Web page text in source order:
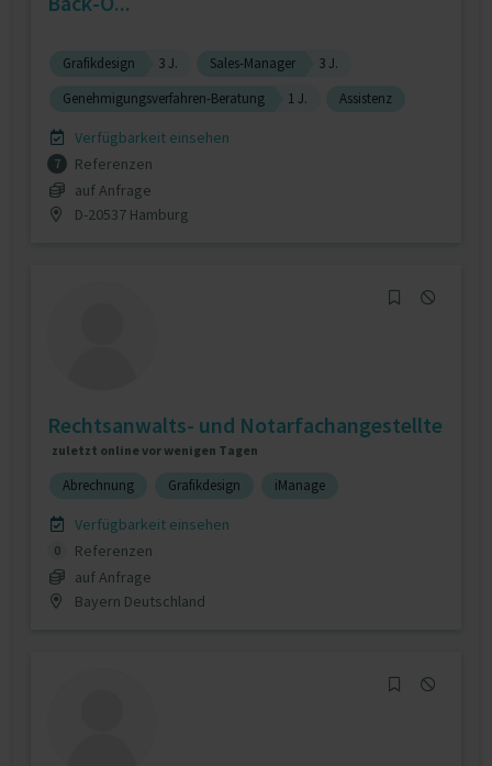
Grafikdesign 3 J. Sales-Manager
3 J.
Genehmigungsverfahren-Beratung
1 J. Assistenz
Verfügbarkeit einsehen
7
Referenzen
auf Anfrage
D-20537 Hamburg
Rechtsanwalts- und Notarfachangestellte
zuletzt online vor wenigen Tagen
Abrechnung Grafikdesign iManage
Verfügbarkeit einsehen
0
Referenzen
auf Anfrage
Bayern Deutschland